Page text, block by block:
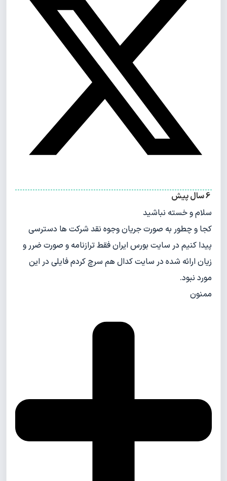
سلام و خسته نباشید
کجا و چطور به صورت جریان وجوه نقد شرکت ها دسترسی
پیدا کنیم در سایت بورس ایران فقط ترازنامه و صورت ضرر و
زیان ارائه شده در سایت کدال هم سرچ کردم فایلی در این
مورد نبود.
ممنون